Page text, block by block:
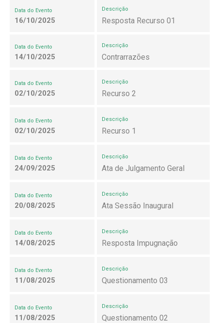
Data do Evento
16/10/2025
Descrição
Resposta Recurso 01
Data do Evento
14/10/2025
Descrição
Contrarrazões
Data do Evento
02/10/2025
Descrição
Recurso 2
Data do Evento
02/10/2025
Descrição
Recurso 1
Data do Evento
24/09/2025
Descrição
Ata de Julgamento Geral
Data do Evento
20/08/2025
Descrição
Ata Sessão Inaugural
Data do Evento
14/08/2025
Descrição
Resposta Impugnação
Data do Evento
11/08/2025
Descrição
Questionamento 03
Data do Evento
11/08/2025
Descrição
Questionamento 02